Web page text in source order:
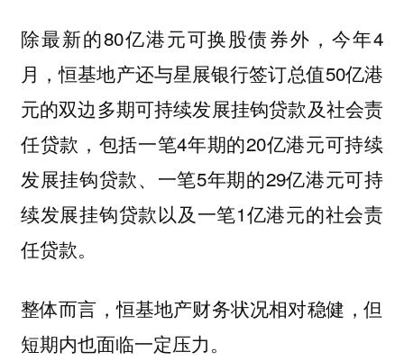
除最新的80亿港元可换股债券外，今年4
月，恒基地产还与星展银行签订总值50亿港
元的双边多期可持续发展挂钩贷款及社会责
任贷款，包括一笔4年期的20亿港元可持续
发展挂钩贷款、一笔5年期的29亿港元可持
续发展挂钩贷款以及一笔1亿港元的社会责
任贷款。
整体而言，恒基地产财务状况相对稳健，但
短期内也面临一定压力。